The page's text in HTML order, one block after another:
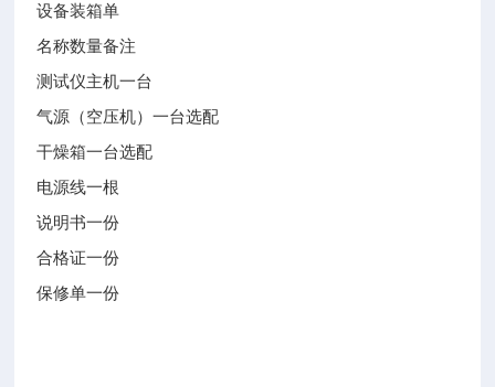
设备装箱单
名称数量备注
测试仪主机一台
气源（空压机）一台选配
干燥箱一台选配
电源线一根
说明书一份
合格证一份
保修单一份